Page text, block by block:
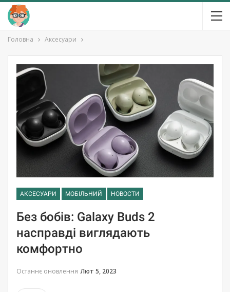
Головна Аксесуари
АКСЕСУАРИ МОБІЛЬНИЙ НОВОСТИ
Без бобів: Galaxy Buds 2
насправді виглядають
комфортно
Останнє оновлення Лют 5, 2023